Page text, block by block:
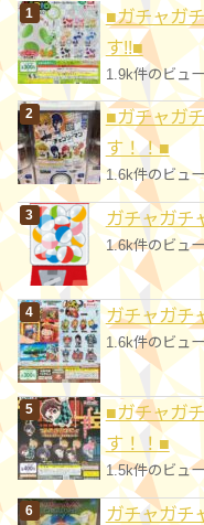
ー
■ガチャガ
す!!■
1.9k件のビュー
■ガチャガ
す！！■
1.6k件のビュー
ガチャガチ
1.6k件のビュー
ガチャガチ
1.6k件のビュー
■ガチャガ
す！！■
1.5k件のビュー
ガチャガチ